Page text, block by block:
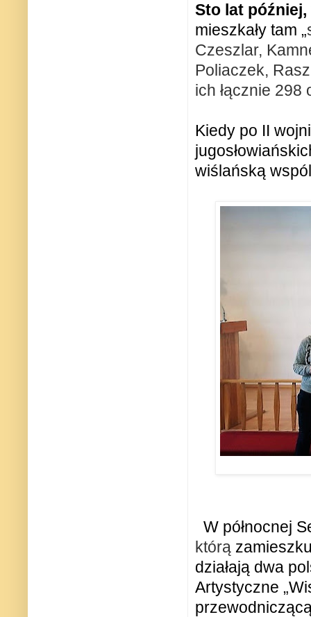
Sto lat
mieszkały tam „
Czeszlar,
Poliaczek,
ich łącznie 298
Kiedy po II
wiślańską
W północnej
którą
działają dwa
Artystyczne „